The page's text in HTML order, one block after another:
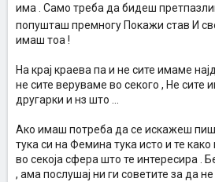
има . Само треба да бидеш
попушташ премногу Покажи став И
имаш тоа !
На крај краева па и не сите имаме
не сите веруваме во секого , Не сите
другарки и нз што ...
Ако имаш потреба да се искажеш
тука си на Фемина тука исто и те
во секоја сфера што те интересира .
, ама послушај ни ги советите за да